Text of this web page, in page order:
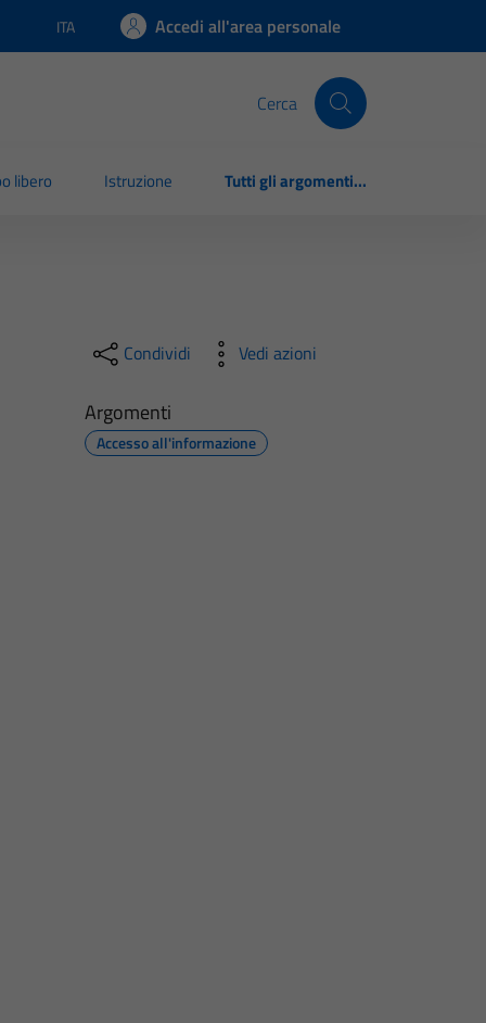
Lingua attiva:
ITA Accedi all'area personale
Cerca
libero Istruzione Tutti gli argomenti...
Condividi Vedi azioni
Argomenti
Accesso all'informazione